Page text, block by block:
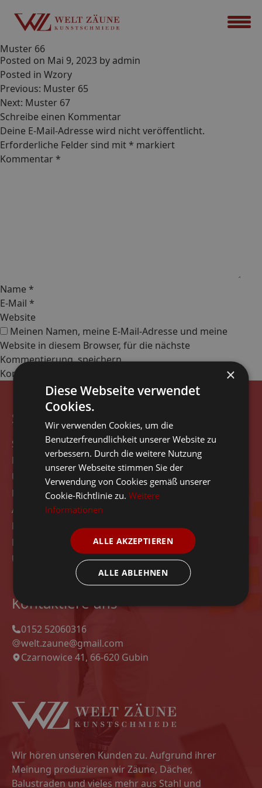
Muster 66
Posted on Mai 9, 2023 by admin
Posted in Wzory
Beitrags-
Navigation
Previous: Muster 65
Next: Muster 67
Schreibe einen Kommentar
Deine E-Mail-Adresse wird nicht veröffentlicht.
Erforderliche Felder sind mit* markiert
Kommentar*
Name *
E-Mail *
Website
Meinen Namen, meine E-Mail-Adresse und meine
Website in diesem Browser, für die nächste
Kommentierung, speichern.
Seitennavigation
Start
Rezensionen
Über das Unternehmen
Kontakt
Angebot
Modelle
Datenschutz-Bestimmungen
Unsere Projekte
Kontaktiere uns
0152 52060316
welt.zaune@gmail.com
Czarnowice 41, 66-620 Gubin
Wir hören unseren Kunden zu. Aufgrund ihrer
Meinung produzieren wir Zäune, Dächer,
Balustraden und vieles mehr aus Stahl und
×
Diese Webseite verwendet
Cookies.
Wir verwenden Cookies, um die
Benutzerfreundlichkeit unserer Website zu
verbessern. Durch die weitere Nutzung
unserer Webseite stimmen Sie der
Verwendung von Cookies gemäß unserer
Cookie-Richtlinie zu.Weitere
Informationen
ALLE AKZEPTIEREN
ALLE ABLEHNEN